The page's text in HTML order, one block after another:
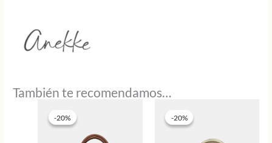
También te recomendamos…
-20%
-20% -20%
-20%